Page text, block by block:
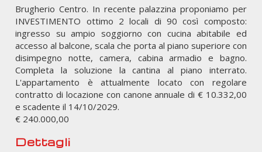
Brugherio Centro. In recente palazzina proponiamo per
INVESTIMENTO ottimo 2 locali di 90 così composto:
ingresso su ampio soggiorno con cucina abitabile ed
accesso al balcone, scala che porta al piano superiore con
disimpegno notte, camera, cabina armadio e bagno.
Completa la soluzione la cantina al piano interrato.
L'appartamento è attualmente locato con regolare
contratto di locazione con canone annuale di € 10.332,00
e scadente il 14/10/2029.
€ 240.000,00
Dettagli